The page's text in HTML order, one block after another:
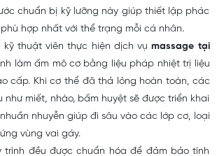
chuẩn bị kỹ lưỡng này giúp thiết lập phác
hợp nhất với thể trạng mỗi cá nhân.
kỹ thuật viên thực hiện dịch vụmassage tại
làm ấm mô cơ bằng liệu pháp nhiệt trị liệu
cấp. Khi cơ thể đã thả lỏng hoàn toàn, các
như miết, nhào, bấm huyệt sẽ được triển khai
nhuyễn giúp đi sâu vào các lớp cơ, loại
vùng vai gáy.
trình đều được chuẩn hóa để đảm bảo tính